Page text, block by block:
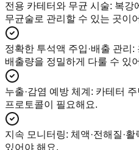
전용 카테터와 무균 시술: 복강
무균술로 관리할 수 있는 곳이
정확한 투석액 주입·배출 관리 :
배출량을 정밀하게 다룰 수 있
누출·감염 예방 체계 : 카테터
프로토콜이 필요해요.
지속 모니터링: 체액·전해질·
있어야 해요.